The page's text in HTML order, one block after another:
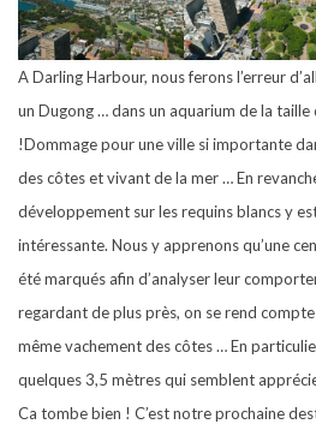
A Darling Harbour, nous ferons l’erreur
un Dugong … dans un aquarium de la taille
!Dommage pour une ville si importante
des côtes et vivant de la mer … En
développement sur les requins blancs y
intéressante. Nous y apprenons qu’une
été marqués afin d’analyser leur
regardant de plus près, on se rend compte
même vachement des côtes … En
quelques 3,5 mètres qui semblent
Ca tombe bien ! C’est notre prochaine